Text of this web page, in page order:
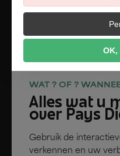
Waar ligt
WAT ? OF ?
Alles wat u
over Pays
Gebruik de
verkennen en uw
OK,